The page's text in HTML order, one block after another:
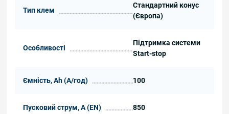
Тип клем
Стандартний конус
(Європа)
Особливості
Підтримка системи
Start-stop
Ємність, Ah (А/год) 100
Пусковий струм, А (EN) 850